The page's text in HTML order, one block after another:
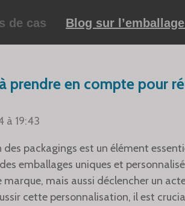
de cas Blog sur l’emballage
prendre en compte pour
à 19:43
des packagings est un élément
emballages uniques et
mais aussi déclencher un
cette personnalisation, il est